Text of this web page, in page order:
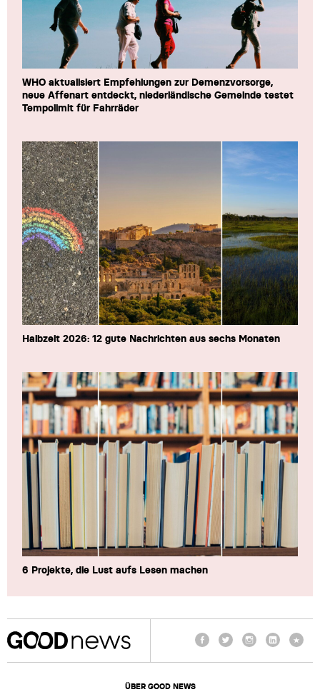
WHO aktualisiert Empfehlungen zur Demenzvorsorge,
neue Affenart entdeckt, niederländische Gemeinde testet
Tempolimit für Fahrräder
Halbzeit 2026: 12 gute Nachrichten aus sechs Monaten
6 Projekte, die Lust aufs Lesen machen
ÜBER GOOD NEWS